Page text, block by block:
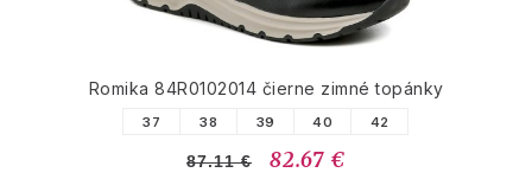
Romika 84R0102014 čierne zimné topánky
37 38 39 40 42
87.11 € 82.67 €